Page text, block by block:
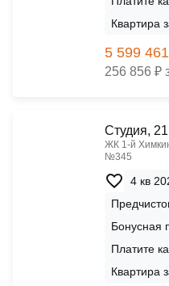
Квартира
5 599
256 856 ₽
Cтудия,
ЖК 1‑й
№345
4 кв
Бонусная
Платите
Квартира